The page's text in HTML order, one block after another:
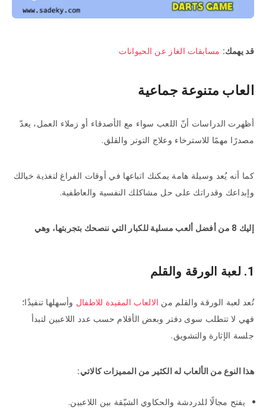
قد يهمك: مسابقات الغاز عن الحيوانات
العاب متنوعة جماعية
أظهرت الدراسات أنّ اللعب سواء مع الأصدقاء أو زملاء العمل، يعدّ
مصدرًا مهمًا للاسترخاء وعلاج التوتر والقلق.
كما أنه يُعد وسيلة هامة يمكنك اتباعها في أوقات الفراغ لتغذية خيالك
وإبداعك وقدراتك على حل مشاكلك النفسية والعاطفية.
إليك 8 من أفضل ألعب مسلية للكبار التي ننصحك بتجربتها، وهي
1. لعبة الورقة والقلم
تُعد لعبة الورقة والقلم من الالعاب المفيدة للاطفال وأسهلها تنفيذًا؛
فهي لا تتطلب سوى دفتر وبعض الأقلام حسب عدد اللاعبين لتبدأ
جلسة الإثارة والتشويق.
هذا النوع من الألعاب له الكثير من المميزات كالاتي:
يفتح مجالًا للدردشة والحكاوي الشيّقة بين اللاعبين.